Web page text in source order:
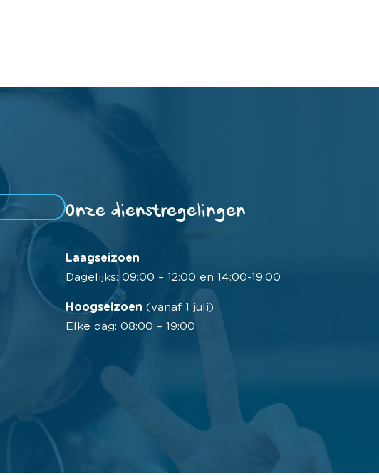
Onze dienstregelingen
Laagseizoen
Dagelijks: 09:00 – 12:00 en 14:00-19:00
Hoogseizoen (vanaf 1 juli)
Elke dag: 08:00 – 19:00